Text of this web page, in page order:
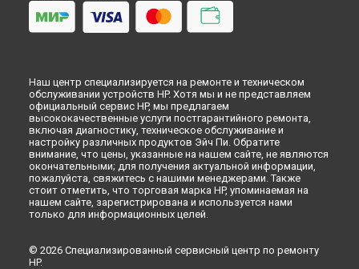
Наш центр специализируется на ремонте и техническом
обслуживании устройств HP. Хотя мы и не представляем
официальный сервис HP, мы предлагаем
высококачественные услуги постгарантийного ремонта,
включая диагностику, техническое обслуживание и
настройку различных продуктов Эйч Пи. Обратите
внимание, что цены, указанные на нашем сайте, не являются
окончательными; для получения актуальной информации,
пожалуйста, свяжитесь с нашими менеджерами. Также
стоит отметить, что торговая марка HP, упоминаемая на
нашем сайте, зарегистрирована и используется нами
только для информационных целей.
© 2026 Специализированный сервисный центр по ремонту
HP.